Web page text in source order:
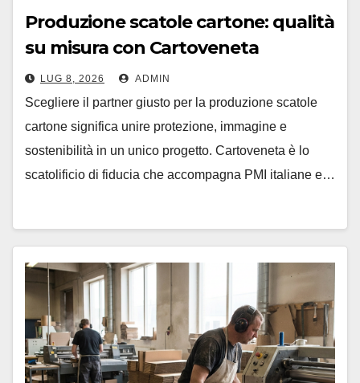
Produzione scatole cartone: qualità
su misura con Cartoveneta
LUG 8, 2026 ADMIN
Scegliere il partner giusto per la produzione scatole
cartone significa unire protezione, immagine e
sostenibilità in un unico progetto. Cartoveneta è lo
scatolificio di fiducia che accompagna PMI italiane e…